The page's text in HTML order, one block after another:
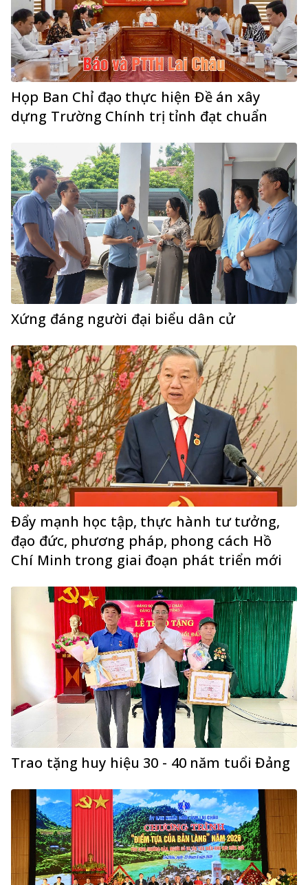
Họp Ban Chỉ đạo thực hiện Đề án xây
dựng Trường Chính trị tỉnh đạt chuẩn
Xứng đáng người đại biểu dân cử
Đẩy mạnh học tập, thực hành tư tưởng,
đạo đức, phương pháp, phong cách Hồ
Chí Minh trong giai đoạn phát triển mới
Trao tặng huy hiệu 30 - 40 năm tuổi Đảng